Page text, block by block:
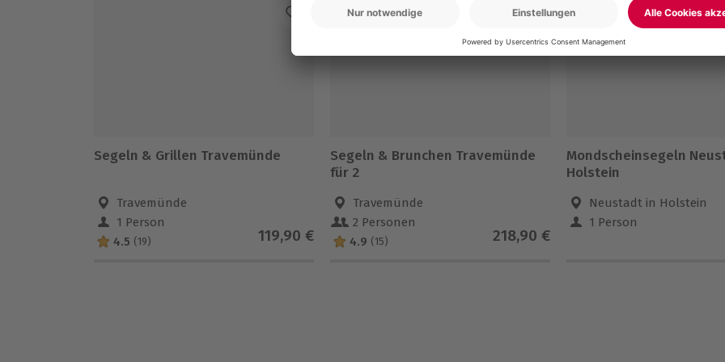
Segeln & Grillen Travemünde
Travemünde
1 Person
4.5 (19) 119,90 €
Segeln & Brunchen Travemünde
für 2
Travemünde
2 Personen
4.9 (15) 218,90 €
Mondscheinsegeln
Holstein
Neustadt in Holstein
1 Person